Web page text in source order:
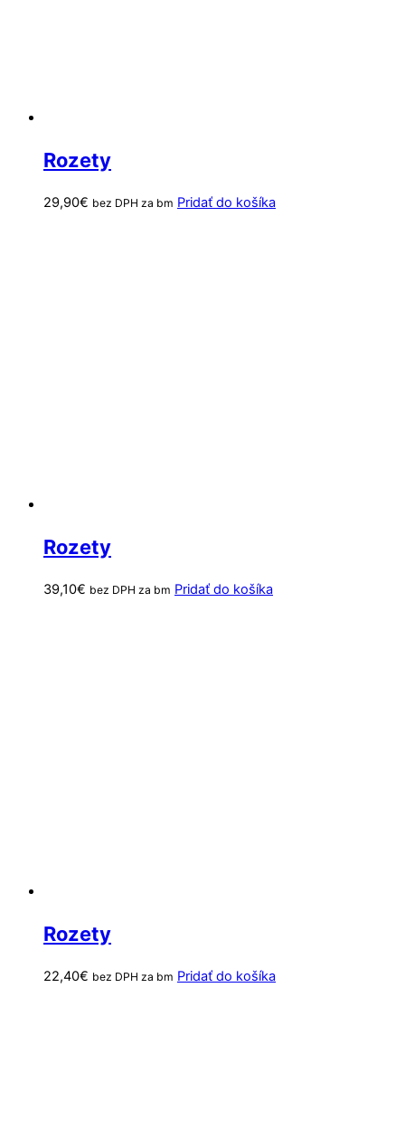
Rozety
29,90€ bez DPH za bm Pridať do košíka
Rozety
39,10€ bez DPH za bm Pridať do košíka
Rozety
22,40€ bez DPH za bm Pridať do košíka